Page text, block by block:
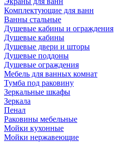
Комплектующие для ванн
Ванны стальные
Душевые кабины и ограждения
Душевые кабины
Душевые двери и шторы
Душевые поддоны
Душевые ограждения
Мебель для ванных комнат
Тумба под раковину
Зеркальные шкафы
Зеркала
Пенал
Раковины мебельные
Мойки кухонные
Мойки нержавеющие